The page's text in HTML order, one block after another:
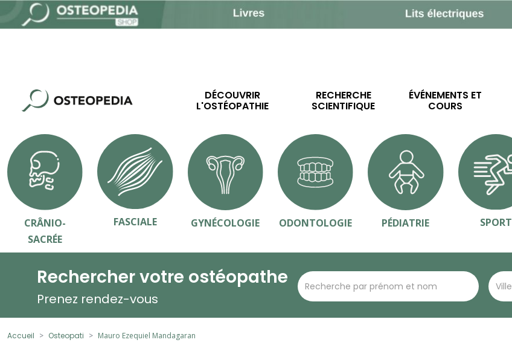
DÉCOUVRIR
L'OSTÉOPATHIE
RECHERCHE
SCIENTIFIQUE
ÉVÉNEMENTS ET
COURS
CRÂNIO-
SACRÉE
FASCIALE GYNÉCOLOGIE ODONTOLOGIE PÉDIATRIE SPORT
Rechercher votre ostéopathe
Prenez rendez-vous
Accueil Osteopati Mauro Ezequiel Mandagaran